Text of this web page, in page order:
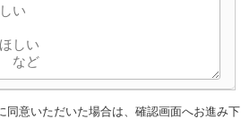
同意いただいた場合は、確認画面へお進み下